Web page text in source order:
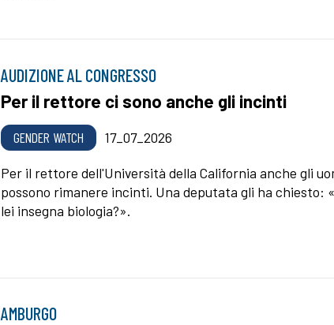
AUDIZIONE AL CONGRESSO
Per il rettore ci sono anche gli incinti
GENDER WATCH 17_07_2026
Per il rettore dell'Università della California anche gli
possono rimanere incinti. Una deputata gli ha chiesto:
lei insegna biologia?».
AMBURGO